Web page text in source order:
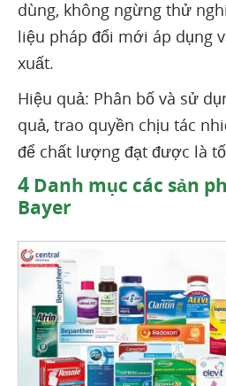
dùng, không ngừng thử
liệu pháp đổi mới áp dụng
xuất.
Hiệu quả: Phân bố và sử
quả, trao quyền chịu tác
để chất lượng đạt được là
4 Danh mục các sản
Bayer